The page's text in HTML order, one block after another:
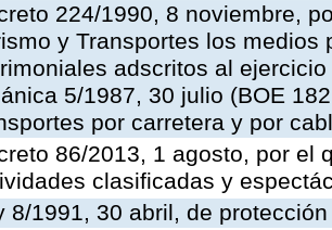
224/1990, 8 noviembre,
y Transportes los
adscritos al
5/1987, 30 julio (BOE
por carretera y por
86/2013, 1 agosto, por el
clasificadas y
8/1991, 30 abril, de